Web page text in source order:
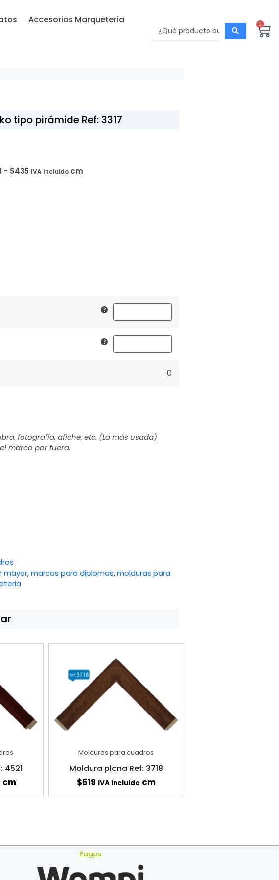
Accesorios Marquetería
0
tipo pirámide Ref: 3317
- $435 IVA Incluido cm
0
fotografía, afiche, etc. (La más usada)
marco por fuera.
mayor,marcos para diplomas,molduras para
4521
cm
Molduras para cuadros
Moldura plana Ref: 3718
$519 IVA Incluido cm
Pagos